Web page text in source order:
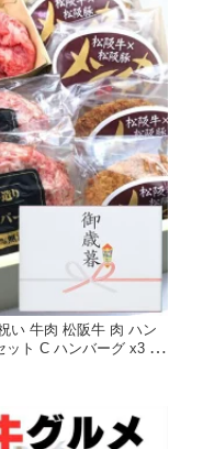
い 牛肉 松阪牛 肉 ハン
ット C ハンバーグ x3 メ
ゼント 出産祝い 出産内